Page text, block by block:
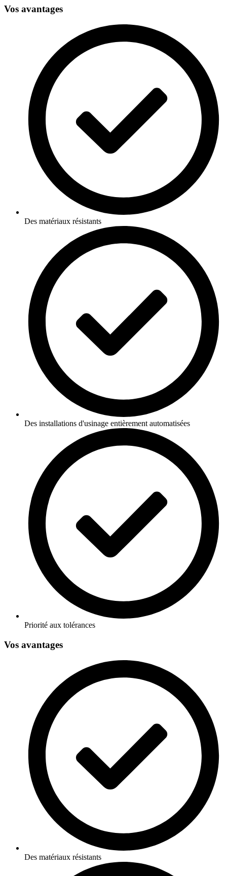
Vos avantages
Des matériaux résistants
Des installations d'usinage entièrement automatisées
Priorité aux tolérances
Vos avantages
Des matériaux résistants